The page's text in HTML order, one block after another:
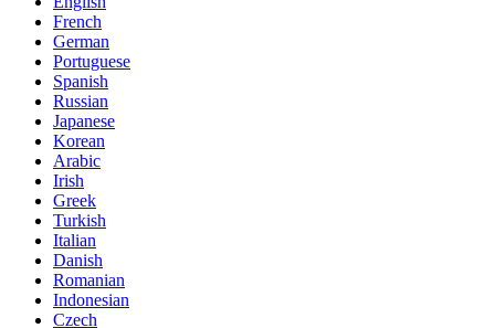
French
German
Portuguese
Spanish
Russian
Japanese
Korean
Arabic
Irish
Greek
Turkish
Italian
Danish
Romanian
Indonesian
Czech